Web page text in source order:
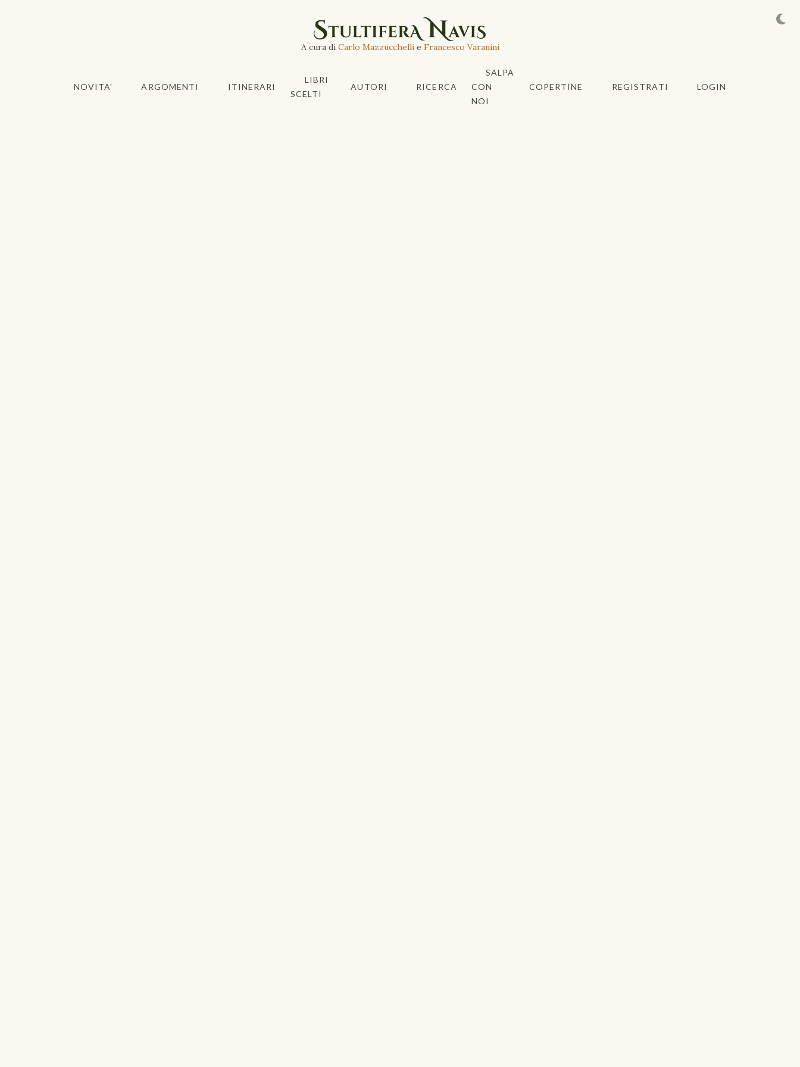
A cura di Carlo Mazzucchellie Francesco Varanini
NOVITA' ARGOMENTI ITINERARI
LIBRI
SCELTI
AUTORI RICERCA
SALPA
CON
NOI
COPERTINE REGISTRATI LOGIN